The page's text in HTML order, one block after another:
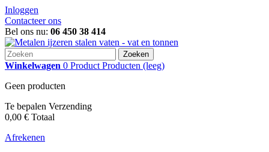
Inloggen
Contacteer ons
Bel ons nu: 06 450 38 414
Zoeken
Winkelwagen 0 Product Producten (leeg)
Geen producten
Te bepalen Verzending
0,00 € Totaal
Afrekenen